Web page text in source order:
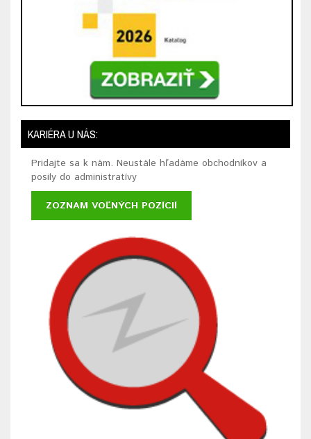
KARIÉRA U NÁS:
Pridajte sa k nám. Neustále hľadáme obchodníkov a
posily do administratívy
ZOZNAM VOĽNÝCH POZÍCIÍ